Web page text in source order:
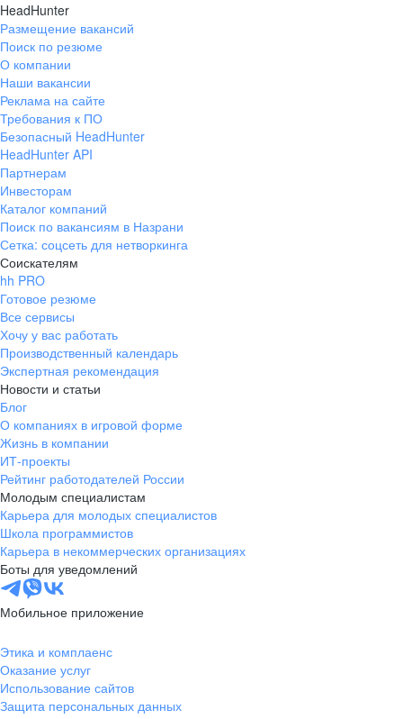
HeadHunter
Размещение вакансий
Поиск по резюме
О компании
Наши вакансии
Реклама на сайте
Требования к ПО
Безопасный HeadHunter
HeadHunter API
Партнерам
Инвесторам
Каталог компаний
Поиск по вакансиям в Назрани
Сетка: соцсеть для нетворкинга
Соискателям
hh PRO
Готовое резюме
Все сервисы
Хочу у вас работать
Производственный календарь
Экспертная рекомендация
Новости и статьи
Блог
О компаниях в игровой форме
Жизнь в компании
ИТ-проекты
Рейтинг работодателей России
Молодым специалистам
Карьера для молодых специалистов
Школа программистов
Карьера в некоммерческих организациях
Боты для уведомлений
Мобильное приложение
Этика и комплаенс
Оказание услуг
Использование сайтов
Защита персональных данных